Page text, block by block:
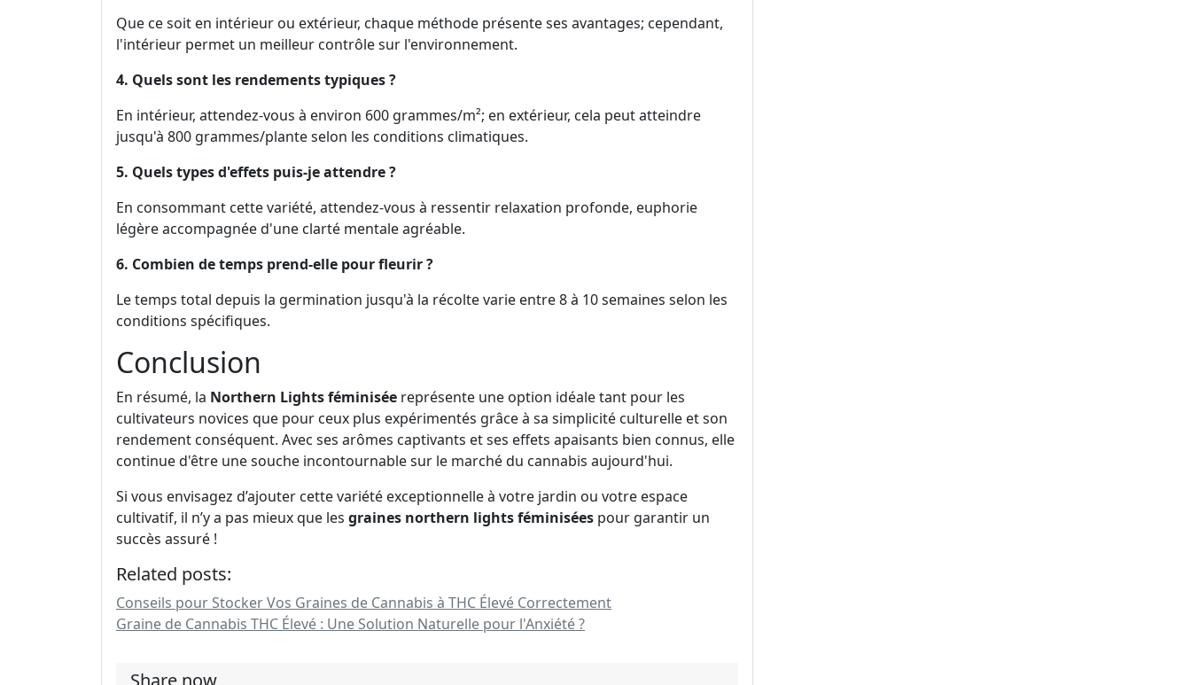
Que ce soit en intérieur ou extérieur, chaque méthode présente ses avantages; cependant,
l'intérieur permet un meilleur contrôle sur l'environnement.
4. Quels sont les rendements typiques ?
En intérieur, attendez-vous à environ 600 grammes/m²; en extérieur, cela peut atteindre
jusqu'à 800 grammes/plante selon les conditions climatiques.
5. Quels types d'effets puis-je attendre ?
En consommant cette variété, attendez-vous à ressentir relaxation profonde, euphorie
légère accompagnée d'une clarté mentale agréable.
6. Combien de temps prend-elle pour fleurir ?
Le temps total depuis la germination jusqu'à la récolte varie entre 8 à 10 semaines selon les
conditions spécifiques.
Conclusion
En résumé, la Northern Lights féminisée représente une option idéale tant pour les
cultivateurs novices que pour ceux plus expérimentés grâce à sa simplicité culturelle et son
rendement conséquent. Avec ses arômes captivants et ses effets apaisants bien connus, elle
continue d'être une souche incontournable sur le marché du cannabis aujourd'hui.
Si vous envisagez d’ajouter cette variété exceptionnelle à votre jardin ou votre espace
cultivatif, il n’y a pas mieux que les graines northern lights féminisées pour garantir un
succès assuré !
Related posts:
Conseils pour Stocker Vos Graines de Cannabis à THC Élevé Correctement
Graine de Cannabis THC Élevé : Une Solution Naturelle pour l'Anxiété ?
Share now